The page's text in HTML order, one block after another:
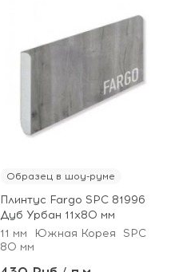
Образец в шоу-руме
Плинтус Fargo SPC 81996
Дуб Урбан 11х80 мм
11 мм
Южная Корея
SPC
80 мм